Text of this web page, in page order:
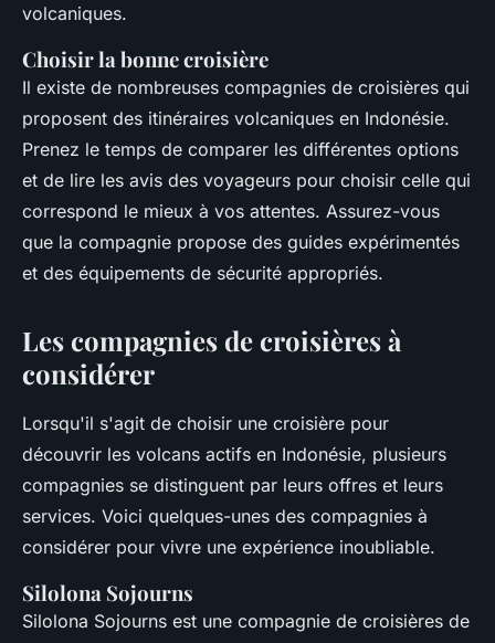
volcaniques.
Choisir la bonne croisière
Il existe de nombreuses compagnies de croisières qui
proposent des itinéraires volcaniques en Indonésie.
Prenez le temps de comparer les différentes options
et de lire les avis des voyageurs pour choisir celle qui
correspond le mieux à vos attentes. Assurez-vous
que la compagnie propose des guides expérimentés
et des équipements de sécurité appropriés.
Les compagnies de croisières à
considérer
Lorsqu'il s'agit de choisir une croisière pour
découvrir les volcans actifs en Indonésie, plusieurs
compagnies se distinguent par leurs offres et leurs
services. Voici quelques-unes des compagnies à
considérer pour vivre une expérience inoubliable.
Silolona Sojourns
Silolona Sojourns est une compagnie de croisières de